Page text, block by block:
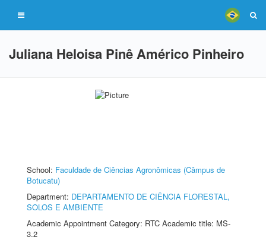
Juliana Heloisa Pinê Américo Pinheiro
School: Faculdade de Ciências Agronômicas (Câmpus de
Botucatu)
Department: DEPARTAMENTO DE CIÊNCIA FLORESTAL,
SOLOS E AMBIENTE
Academic Appointment Category: RTC Academic title: MS-
3.2